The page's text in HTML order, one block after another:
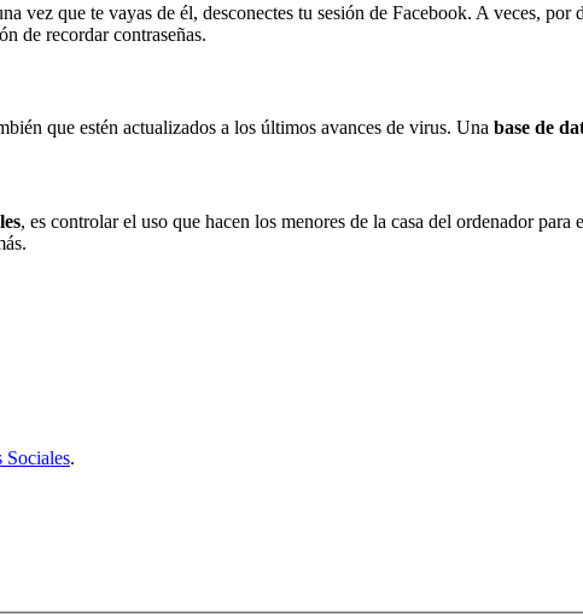
vez que te vayas de él, desconectes tu sesión de Facebook. A veces,
de recordar contraseñas.
que estén actualizados a los últimos avances de virus. Una base de
, es controlar el uso que hacen los menores de la casa del ordenador
Sociales.